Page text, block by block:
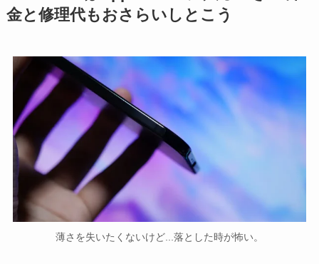
金と修理代もおさらいしとこう
薄さを失いたくないけど...落とした時が怖い。